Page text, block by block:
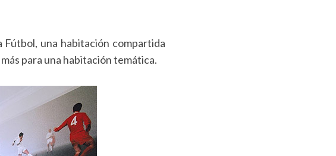
una habitación compartida
para una habitación temática.